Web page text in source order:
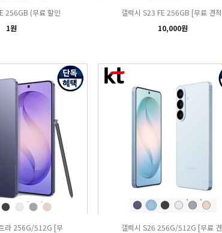
256GB (무료 할인
1원
갤럭시 S23 FE 256GB [무료 견적
10,000원
라 256G/512G [무
갤럭시 S26 256G/512G [무료 견